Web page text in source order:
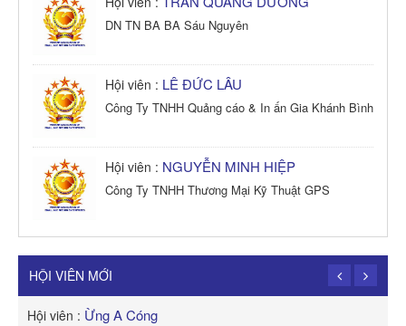
DN TN BA BA Sáu Nguyên
Hội viên : LÊ ĐỨC LÂU
Công Ty TNHH Quảng cáo & In ấn Gia Khánh Bình
Hội viên : NGUYỄN MINH HIỆP
Công Ty TNHH Thương Mại Kỹ Thuật GPS
Công Ty TNHH Dịch vụ Cuộc Sống Hạnh Phúc
HỘI VIÊN MỚI
Hội viên : Ừng A Cóng